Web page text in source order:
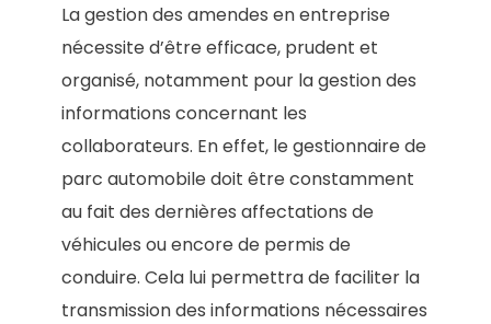
La gestion des amendes en entreprise
nécessite d’être efficace, prudent et
organisé, notamment pour la gestion des
informations concernant les
collaborateurs. En effet, le gestionnaire de
parc automobile doit être constamment
au fait des dernières affectations de
véhicules ou encore de permis de
conduire. Cela lui permettra de faciliter la
transmission des informations nécessaires